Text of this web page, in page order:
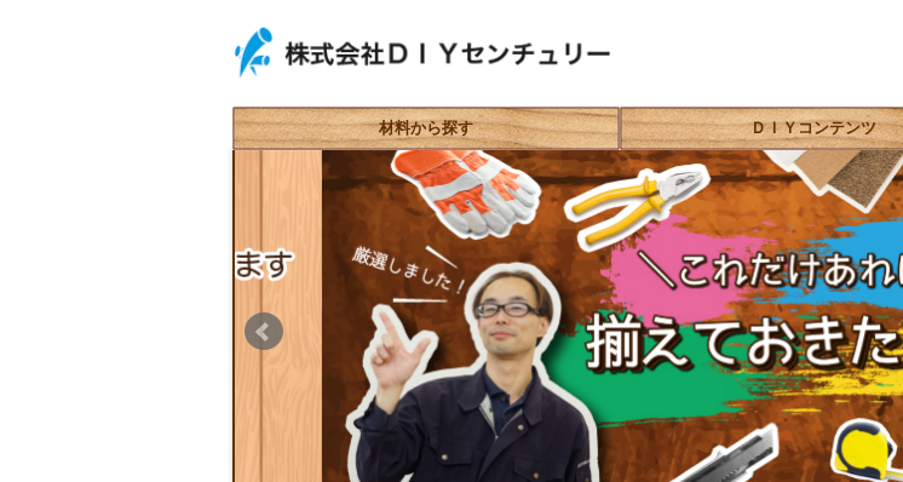
材料から探す ＤＩＹコンテンツ